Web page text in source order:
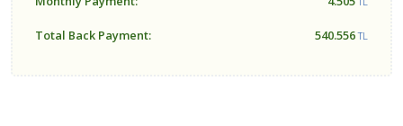
Total Back Payment: 540.556TL